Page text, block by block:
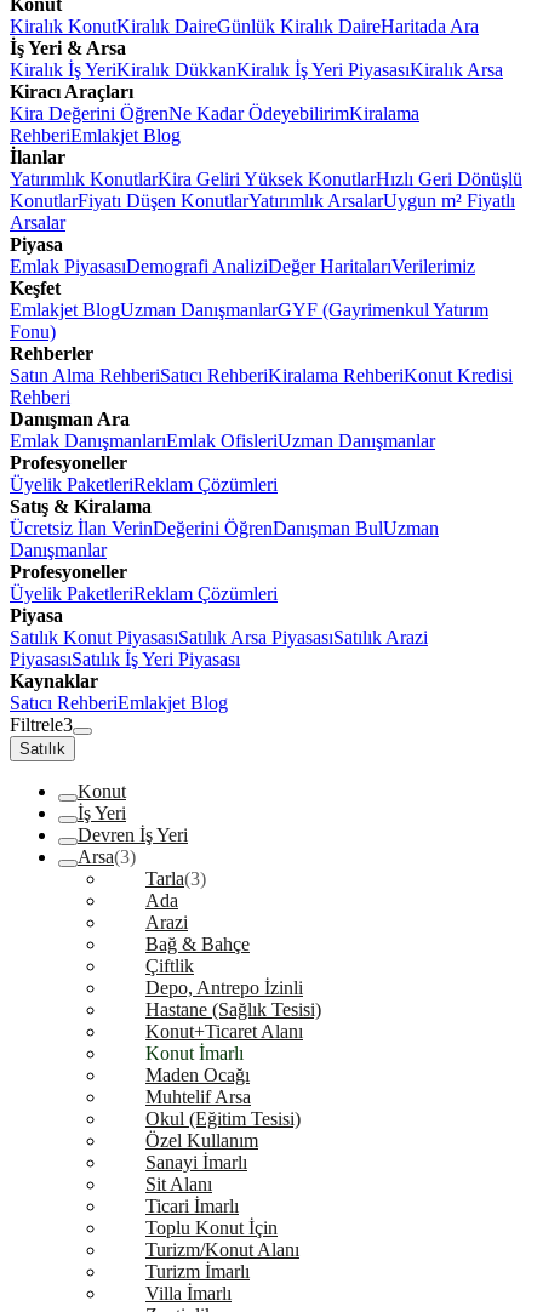
Konut
Kiralık KonutKiralık DaireGünlük Kiralık DaireHaritada Ara
İş Yeri & Arsa
Kiralık İş YeriKiralık DükkanKiralık İş Yeri PiyasasıKiralık Arsa
Kiracı Araçları
Kira Değerini ÖğrenNe Kadar ÖdeyebilirimKiralama
RehberiEmlakjet Blog
İlanlar
Yatırımlık KonutlarKira Geliri Yüksek KonutlarHızlı Geri Dönüşlü
KonutlarFiyatı Düşen KonutlarYatırımlık ArsalarUygun m² Fiyatlı
Arsalar
Piyasa
Emlak PiyasasıDemografi AnaliziDeğer HaritalarıVerilerimiz
Keşfet
Emlakjet BlogUzman DanışmanlarGYF (Gayrimenkul Yatırım
Fonu)
Rehberler
Satın Alma RehberiSatıcı RehberiKiralama RehberiKonut Kredisi
Rehberi
Danışman Ara
Emlak DanışmanlarıEmlak OfisleriUzman Danışmanlar
Profesyoneller
Üyelik PaketleriReklam Çözümleri
Satış & Kiralama
Ücretsiz İlan VerinDeğerini ÖğrenDanışman BulUzman
Danışmanlar
Profesyoneller
Üyelik PaketleriReklam Çözümleri
Piyasa
Satılık Konut PiyasasıSatılık Arsa PiyasasıSatılık Arazi
PiyasasıSatılık İş Yeri Piyasası
Kaynaklar
Satıcı RehberiEmlakjet Blog
Filtrele3
Satılık
Konut
İş Yeri
Devren İş Yeri
Arsa(3)
Tarla(3)
Ada
Arazi
Bağ & Bahçe
Çiftlik
Depo, Antrepo İzinli
Hastane (Sağlık Tesisi)
Konut+Ticaret Alanı
Konut İmarlı
Maden Ocağı
Muhtelif Arsa
Okul (Eğitim Tesisi)
Özel Kullanım
Sanayi İmarlı
Sit Alanı
Ticari İmarlı
Toplu Konut İçin
Turizm/Konut Alanı
Turizm İmarlı
Villa İmarlı